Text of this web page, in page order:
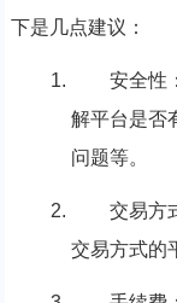
下是几点建议：
安全性
解平台是否
问题等。
交易方
交易方式的